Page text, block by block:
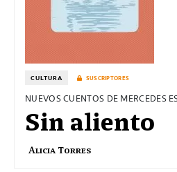
CULTURA SUSCRIPTORES
NUEVOS CUENTOS DE MERCEDES
Sin aliento
Alicia Torres